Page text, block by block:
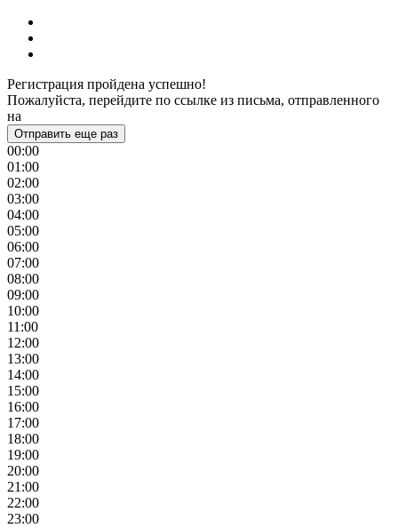
Регистрация пройдена успешно!
Пожалуйста, перейдите по ссылке из письма, отправленного
на
Отправить еще раз
00:00
01:00
02:00
03:00
04:00
05:00
06:00
07:00
08:00
09:00
10:00
11:00
12:00
13:00
14:00
15:00
16:00
17:00
18:00
19:00
20:00
21:00
22:00
23:00